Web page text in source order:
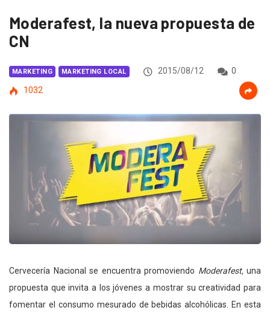
Moderafest, la nueva propuesta de
CN
MARKETING MARKETING LOCAL 2015/08/12
0
1032
Cervecería Nacional se encuentra promoviendo Moderafest, una
propuesta que invita a los jóvenes a mostrar su creatividad para
fomentar el consumo mesurado de bebidas alcohólicas. En esta